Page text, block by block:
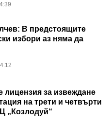
В предстоящите
избори аз няма да
лицензия за извеждане
на трети и четвърти
„Козлодуй“